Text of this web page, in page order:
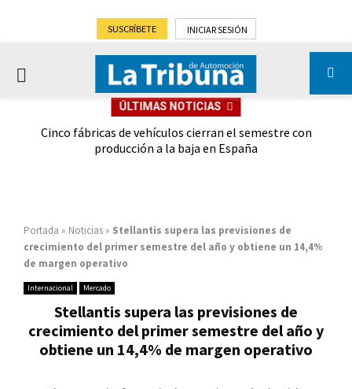
SUSCRÍBETE INICIAR SESIÓN
PRIMARY
ÚLTIMAS NOTICIAS
Cinco fábricas de vehículos cierran el semestre con
producción a la baja en España
Portada » Noticias » Stellantis supera las previsiones de
crecimiento del primer semestre del año y obtiene un 14,4%
de margen operativo
Internacional Mercado
Stellantis supera las previsiones de
crecimiento del primer semestre del año y
obtiene un 14,4% de margen operativo